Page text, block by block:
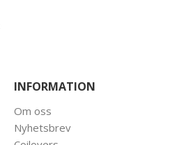
INFORMATION
Om oss
Nyhetsbrev